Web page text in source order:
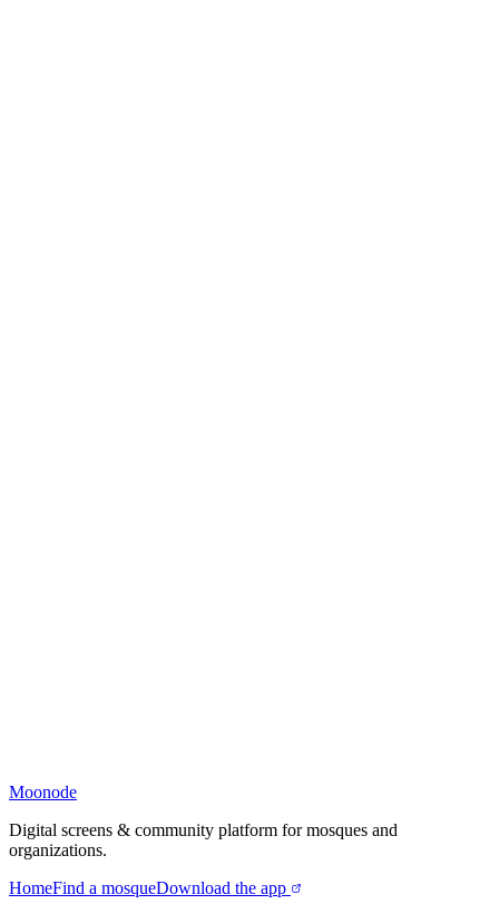
Moonode
Digital screens & community platform for mosques and
organizations.
HomeFind a mosqueDownload the app